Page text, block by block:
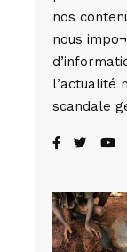
nos
nous
l’actualité
scandale